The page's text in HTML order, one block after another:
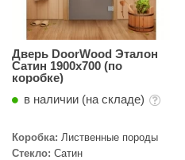
Дверь DoorWood Эталон
Сатин 1900х700 (по
коробке)
в наличии (на складе)
Коробка: Лиственные породы
Стекло: Сатин